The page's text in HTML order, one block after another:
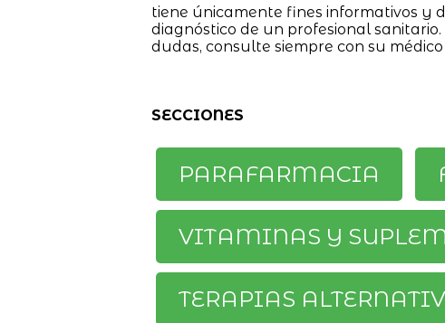
tiene únicamente fines informativos y
diagnóstico de un profesional
dudas, consulte siempre con su
SECCIONES
PARAFARMACIA
VITAMINAS Y
TERAPIAS